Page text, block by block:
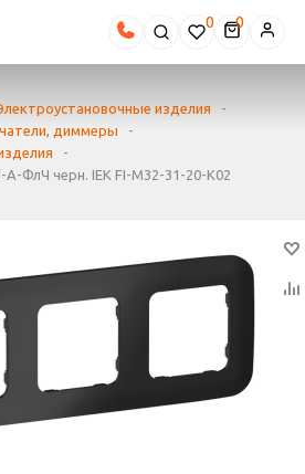
0
изделия
-
диммеры
-
-
ФлЧ черн. IEK FI-M32-31-20-K02